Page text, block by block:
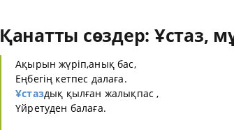
Қанатты сөздер: Ұстаз,
Ақырын жүріп,анық бас,
Еңбегің кетпес далаға.
Ұстаздық қылған жалықпас ,
Үйретуден балаға.